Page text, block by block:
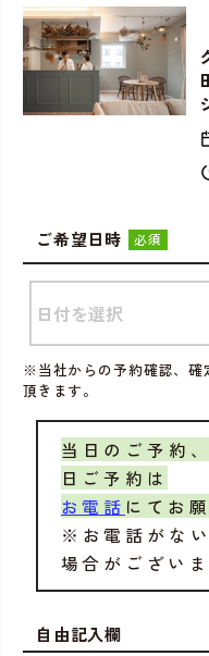
ご希望日時 必須
※当社からの予約確認、確
頂きます。
当日のご予約
日ご予約は
お電話 にてお
※お電話がな
場合がございま
自由記入欄